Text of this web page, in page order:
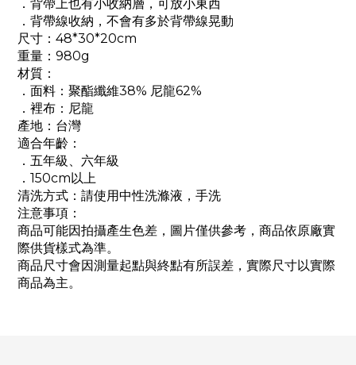
．背帶上也有小收納層，可放小東西
．背帶線收納，不會有多於背帶線晃動
尺寸：48*30*20cm
重量：980g
材質：
．面料：聚酯纖維38% 尼龍62%
．裡布：尼龍
產地：台灣
適合年齡：
．五年級、六年級
．150cm以上
清洗方式：請使用中性洗滌液，手洗
注意事項：
商品可能因拍攝產生色差，圖片僅供參考，商品依原廠實
際供貨樣式為準。
商品尺寸會因測量起點與終點有所誤差，實際尺寸以實際
商品為主。